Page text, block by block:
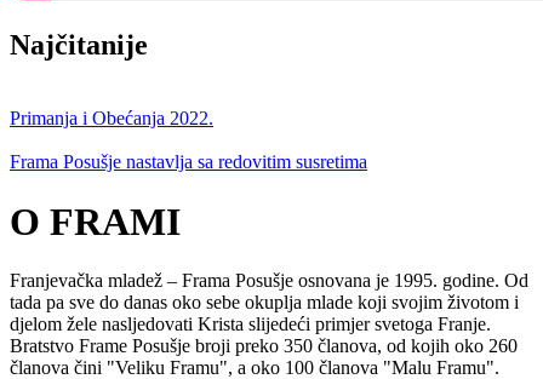
Najčitanije
Primanja i Obećanja 2022.
Frama Posušje nastavlja sa redovitim susretima
O FRAMI
Franjevačka mladež – Frama Posušje osnovana je 1995. godine. Od
tada pa sve do danas oko sebe okuplja mlade koji svojim životom i
djelom žele nasljedovati Krista slijedeći primjer svetoga Franje.
Bratstvo Frame Posušje broji preko 350 članova, od kojih oko 260
članova čini "Veliku Framu", a oko 100 članova "Malu Framu".